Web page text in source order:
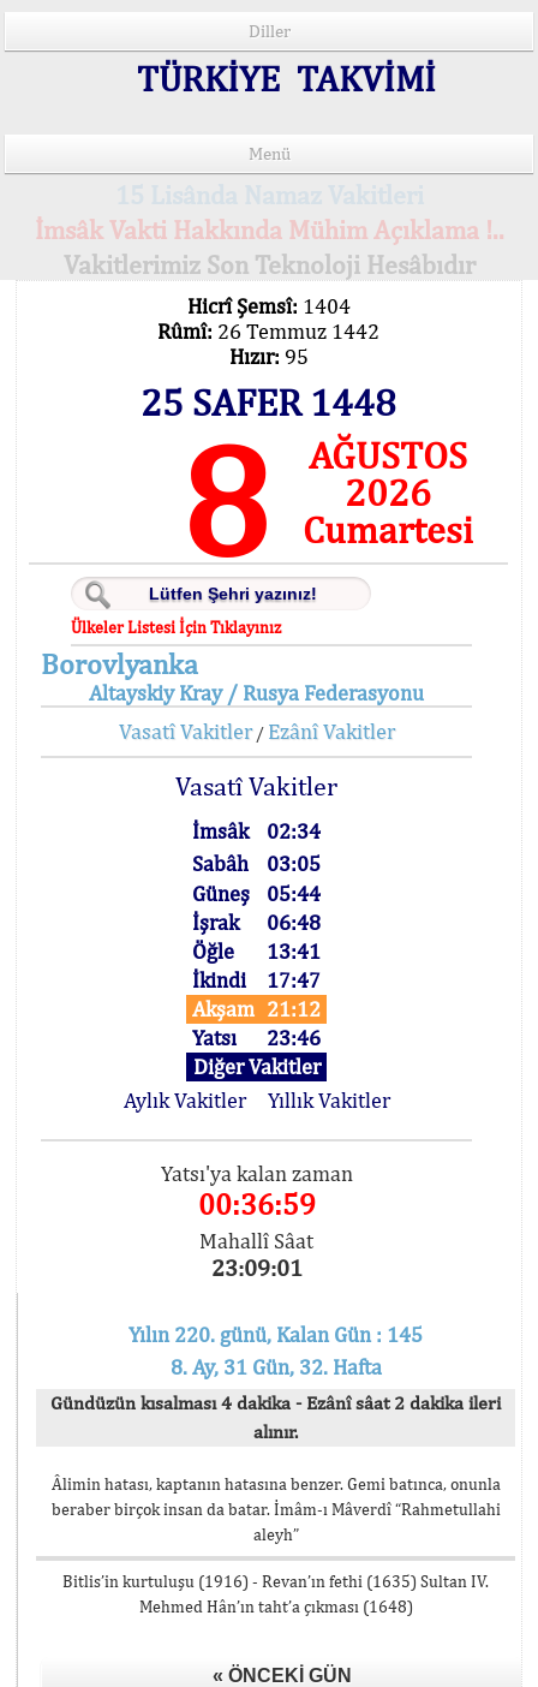
Diller
TÜRKİYE TAKVİMİ
Menü
İmsâk Vakti Hakkında Mühim Açıklama !..
Vakitlerimiz Son Teknoloji Hesâbıdır
Hicrî Şemsî: 1404
Rûmî: 26 Temmuz 1442
Hızır: 95
25 SAFER 1448
8
AĞUSTOS
2026
Cumartesi
Ülkeler Listesi İçin Tıklayınız
Borovlyanka
Altayskiy Kray / Rusya Federasyonu
Vasatî Vakitler/ Ezânî Vakitler
Vasatî Vakitler
İmsâk
02:34
Sabâh
03:05
Güneş
05:44
İşrak
06:48
Öğle
13:41
İkindi
17:47
Akşam 21:12
Yatsı
23:46
Diğer Vakitler
Aylık Vakitler
Yıllık Vakitler
Yatsı'ya kalan zaman
00:36:58
Mahallî Sâat
23:09:02
Yılın 220. günü, Kalan Gün : 145
8. Ay, 31 Gün, 32. Hafta
Gündüzün kısalması 4 dakika - Ezânî sâat 2 dakika ileri
alınır.
Âlimin hatası, kaptanın hatasına benzer. Gemi batınca, onunla
beraber birçok insan da batar. İmâm-ı Mâverdî “Rahmetullahi
aleyh”
Bitlis’in kurtuluşu (1916) - Revan’ın fethi (1635) Sultan IV.
Mehmed Hân’ın taht’a çıkması (1648)
« ÖNCEKI GÜN